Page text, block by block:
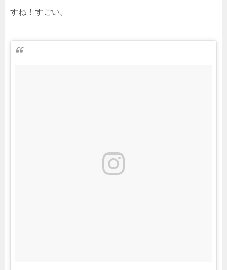
すね！すごい。